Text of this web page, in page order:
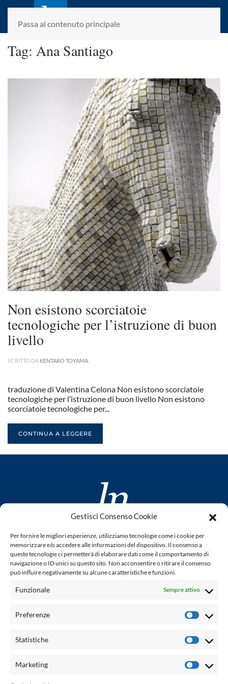
Gestisci Consenso Cookie
Per fornire le migliori esperienze, utilizziamo tecnologie come i cookie per
memorizzare e/o accedere alle informazioni del dispositivo. Il consenso a
queste tecnologie ci permetterà di elaborare dati come il comportamento di
navigazione o ID unici su questo sito. Non acconsentire o ritirare il consenso
può influire negativamente su alcune caratteristiche e funzioni.
Funzionale Sempre attivo
Preferenze
Statistiche
Marketing
Passa al contenuto principale
laletteraturaenoi.it
fondato da Romano Luperini
Tag: Ana Santiago
Non esistono scorciatoie
tecnologiche per l’istruzione di buon
livello
SCRITTO DA KENTARO TOYAMA
traduzione di Valentina Celona Non esistono scorciatoie
tecnologiche per l’istruzione di buon livello Non esistono
scorciatoie tecnologiche per...
CONTINUA A LEGGERE
www.laletteraturaenoi.it
fondato da Romano Luperini
Questo blog non rappresenta una testata giornalistica in
quanto viene aggiornato senza alcuna periodicità. Non può
legge n° 62 del 7.03.2001. L'autore non è responsabile per
email: